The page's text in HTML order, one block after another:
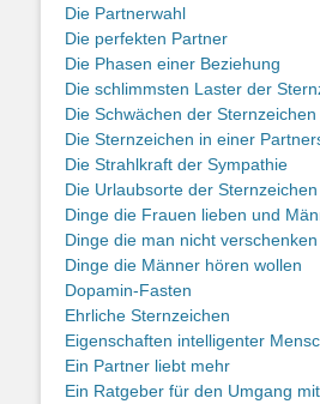
Die Partnerwahl
Die perfekten Partner
Die Phasen einer Beziehung
Die schlimmsten Laster der
Die Schwächen der Sternzeichen
Die Sternzeichen in einer
Die Strahlkraft der Sympathie
Die Urlaubsorte der Sternzeichen
Dinge die Frauen lieben und
Dinge die man nicht
Dinge die Männer hören wollen
Dopamin-Fasten
Ehrliche Sternzeichen
Eigenschaften intelligenter
Ein Partner liebt mehr
Ein Ratgeber für den Umgang